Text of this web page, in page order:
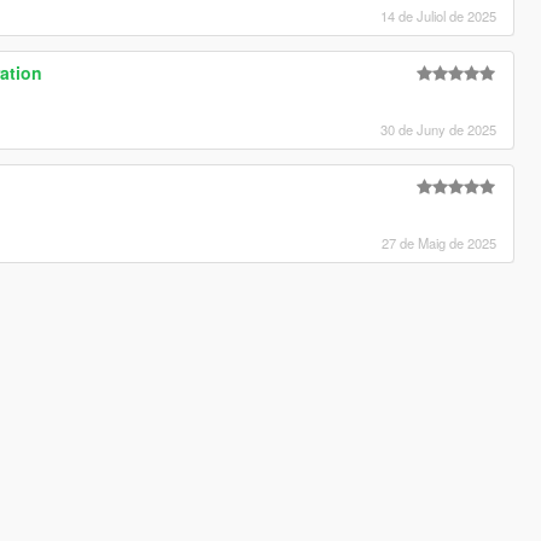
14 de Juliol de 2025
30 de Juny de 2025
27 de Maig de 2025